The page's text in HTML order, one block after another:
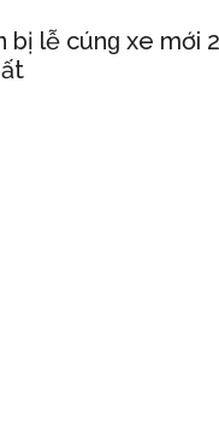
bị lễ cúnɡ xe mới